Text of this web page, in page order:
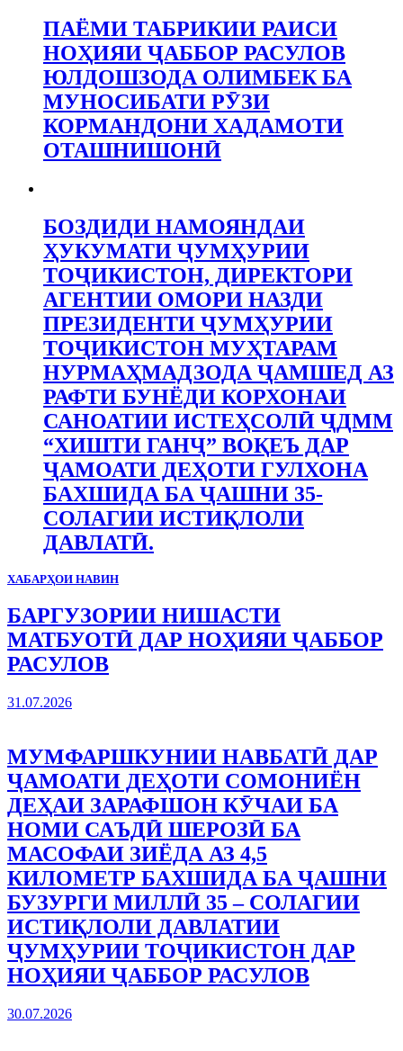
ПАЁМИ ТАБРИКИИ РАИСИ
НОҲИЯИ ҶАББОР РАСУЛОВ
ЮЛДОШЗОДА ОЛИМБЕК БА
МУНОСИБАТИ РӮЗИ
КОРМАНДОНИ ХАДАМОТИ
ОТАШНИШОНӢ
БОЗДИДИ НАМОЯНДАИ
ҲУКУМАТИ ҶУМҲУРИИ
ТОҶИКИСТОН, ДИРЕКТОРИ
АГЕНТИИ ОМОРИ НАЗДИ
ПРЕЗИДЕНТИ ҶУМҲУРИИ
ТОҶИКИСТОН МУҲТАРАМ
НУРМАҲМАДЗОДА ҶАМШЕД АЗ
РАФТИ БУНЁДИ КОРХОНАИ
САНОАТИИ ИСТЕҲСОЛӢ ҶДММ
“ХИШТИ ГАНҶ” ВОҚЕЪ ДАР
ҶАМОАТИ ДЕҲОТИ ГУЛХОНА
БАХШИДА БА ҶАШНИ 35-
СОЛАГИИ ИСТИҚЛОЛИ
ДАВЛАТӢ.
ХАБАРҲОИ НАВИН
БАРГУЗОРИИ НИШАСТИ
МАТБУОТӢ ДАР НОҲИЯИ ҶАББОР
РАСУЛОВ
31.07.2026
МУМФАРШКУНИИ НАВБАТӢ ДАР
ҶАМОАТИ ДЕҲОТИ СОМОНИЁН
ДЕҲАИ ЗАРАФШОН КӮЧАИ БА
НОМИ САЪДӢ ШЕРОЗӢ БА
МАСОФАИ ЗИЁДА АЗ 4,5
КИЛОМЕТР БАХШИДА БА ҶАШНИ
БУЗУРГИ МИЛЛӢ 35 – СОЛАГИИ
ИСТИҚЛОЛИ ДАВЛАТИИ
ҶУМҲУРИИ ТОҶИКИСТОН ДАР
НОҲИЯИ ҶАББОР РАСУЛОВ
30.07.2026